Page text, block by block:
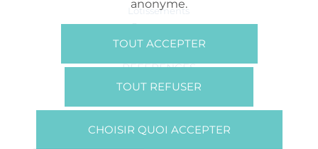
Lotissements
Commerces
Bureaux
RÉFÉRENCES
SUR NOUS
Presse
anonyme.
TOUT ACCEPTER
TOUT REFUSER
CHOISIR QUOI ACCEPTER